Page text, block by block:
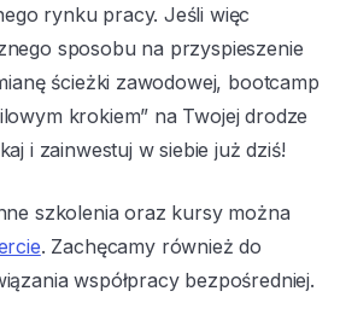
rynku pracy. Jeśli więc
sposobu na przyspieszenie
ścieżki zawodowej, bootcamp
krokiem” na Twojej drodze
i zainwestuj w siebie już dziś!
szkolenia oraz kursy można
. Zachęcamy również do
współpracy bezpośredniej.